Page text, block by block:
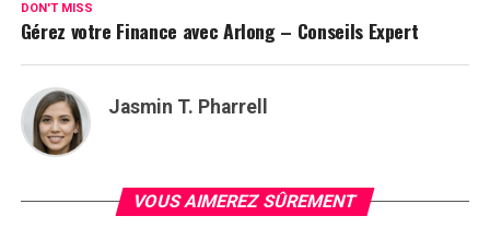
DON'T MISS
Gérez votre Finance avec Arlong – Conseils Expert
Jasmin T. Pharrell
VOUS AIMEREZ SÛREMENT